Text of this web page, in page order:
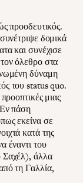
προοδευτικός.
δομικά
και συνέχισε
όλεθρο στα
δύναμη
του status quo.
μιας
πάση
εκείνα σε
κατά της
έναντι του
Σαχέλ), άλλα
τη Γαλλία,